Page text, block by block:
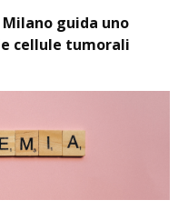
guida uno
cellule tumorali